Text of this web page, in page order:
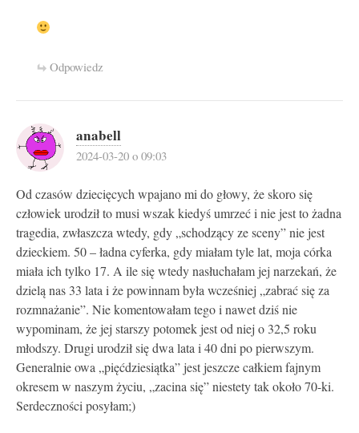
Odpowiedz
anabell
2024-03-20 o 09:03
Od czasów dziecięcych wpajano mi do głowy, że skoro się
człowiek urodził to musi wszak kiedyś umrzeć i nie jest to żadna
tragedia, zwłaszcza wtedy, gdy „schodzący ze sceny” nie jest
dzieckiem. 50 – ładna cyferka, gdy miałam tyle lat, moja córka
miała ich tylko 17. A ile się wtedy nasłuchałam jej narzekań, że
dzielą nas 33 lata i że powinnam była wcześniej „zabrać się za
rozmnażanie”. Nie komentowałam tego i nawet dziś nie
wypominam, że jej starszy potomek jest od niej o 32,5 roku
młodszy. Drugi urodził się dwa lata i 40 dni po pierwszym.
Generalnie owa „pięćdziesiątka” jest jeszcze całkiem fajnym
okresem w naszym życiu, „zacina się” niestety tak około 70-ki.
Serdeczności posyłam;)